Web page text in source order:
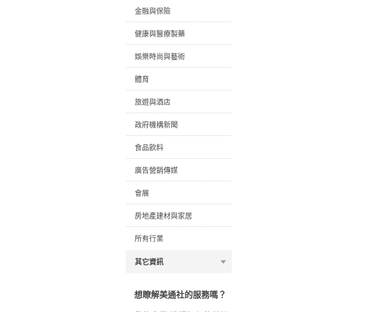
金融與保險
健康與醫療製藥
娛樂時尚與藝術
體育
旅遊與酒店
政府機構新聞
食品飲料
廣告營銷傳媒
會展
房地產建材與家居
所有行業
其它資訊
想瞭解美通社的服務嗎？